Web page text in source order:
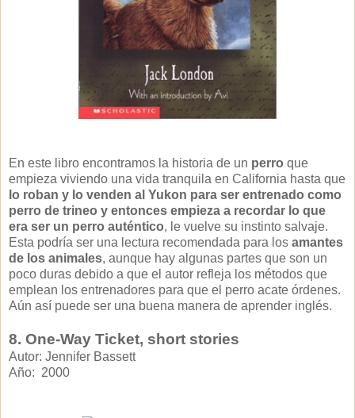
En este libro encontramos la historia de un perro que
empieza viviendo una vida tranquila en California hasta que
lo roban y lo venden al Yukon para ser entrenado como
perro de trineo y entonces empieza a recordar lo que
era ser un perro auténtico, le vuelve su instinto salvaje.
Esta podría ser una lectura recomendada para losamantes
de los animales, aunque hay algunas partes que son un
poco duras debido a que el autor refleja los métodos que
emplean los entrenadores para que el perro acate órdenes.
Aún así puede ser una buena manera de aprender inglés.
8. One-Way Ticket, short stories
Autor: Jennifer Bassett
Año: 2000